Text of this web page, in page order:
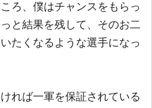
ろ、僕はチャンスをもらっ
と結果を残して、そのお二
たくなるような選手になっ
れば一軍を保証されている